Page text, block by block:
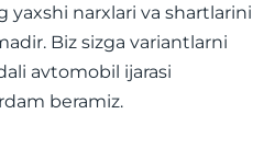
narxlari va shartlarini
Biz sizga variantlarni
avtomobil ijarasi
beramiz.